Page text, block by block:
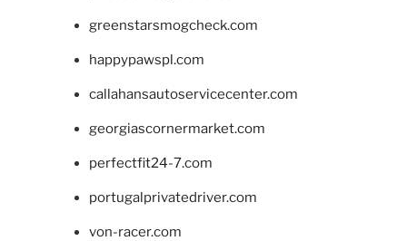
greenstarsmogcheck.com
happypawspl.com
callahansautoservicecenter.com
georgiascornermarket.com
perfectfit24-7.com
portugalprivatedriver.com
von-racer.com